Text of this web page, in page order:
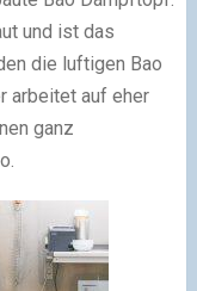
und ist das
die luftigen Bao
arbeitet auf eher
ganz